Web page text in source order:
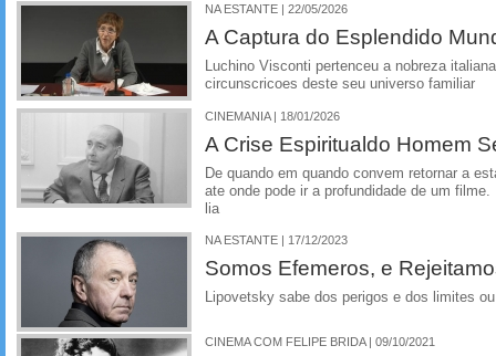
NA ESTANTE | 22/05/2026
A Captura do Esplendido
Luchino Visconti pertenceu a nobreza
circunscricoes deste seu universo familiar
CINEMANIA | 18/01/2026
A Crise Espiritualdo Homem
De quando em quando convem retornar a
ate onde pode ir a profundidade de um
lia
NA ESTANTE | 17/12/2023
Somos Efemeros, e
Lipovetsky sabe dos perigos e dos limites
CINEMA COM FELIPE BRIDA | 09/10/2021